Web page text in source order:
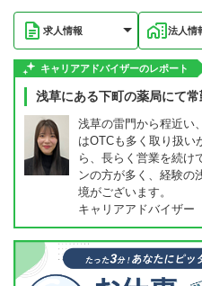
求人情報 法人情
キャリアアドバイザーのレポート
浅草にある下町の薬局にて常
浅草の雷門から程近い
はOTCも多く取り扱い
ら、長らく営業を続け
ンの方が多く、経験の
境がございます。
キャリアアドバイザ